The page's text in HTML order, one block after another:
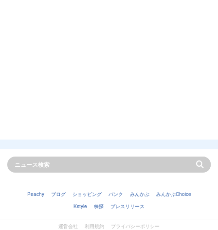
Peachy ブログ ショッピング バンク みんかぶ
みんかぶChoice
Kstyle
株探 プレスリリース
運営会社 利用規約 プライバシーポリシー